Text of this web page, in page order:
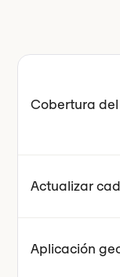
Cobertura
Actualizar
Aplicación